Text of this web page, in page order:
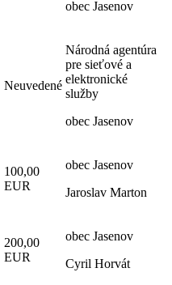
obec Jasenov
Neuvedené
Národná agentúra
pre sieťové a
elektronické
služby
obec Jasenov
100,00
EUR
obec Jasenov
Jaroslav Marton
200,00
EUR
obec Jasenov
Cyril Horvát